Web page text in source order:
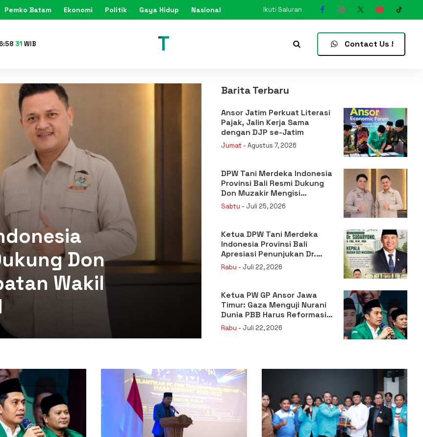
Pemko Batam Ekonomi Politik Gaya Hidup Nasional Ikuti Saluran
:58 33WIB KARIMUN Contact Us !
Don
Wakil
Barita Terbaru
Ansor Jatim Perkuat Literasi
Pajak, Jalin Kerja Sama
dengan DJP se-Jatim
Jumat - Agustus 7, 2026
DPW Tani Merdeka Indonesia
Provinsi Bali Resmi Dukung
Don Muzakir Mengisi
Jabatan Wakil Menteri
Pertanian RI
Sabtu - Juli 25, 2026
Ketua DPW Tani Merdeka
Indonesia Provinsi Bali
Apresiasi Penunjukan Dr.
Sudaryono sebagai Kepala
Badan Gizi Nasional
Rabu - Juli 22, 2026
Ketua PW GP Ansor Jawa
Timur: Gaza Menguji Nurani
Dunia PBB Harus Reformasi
Total atau Kehilangan
Rabu - Juli 22, 2026